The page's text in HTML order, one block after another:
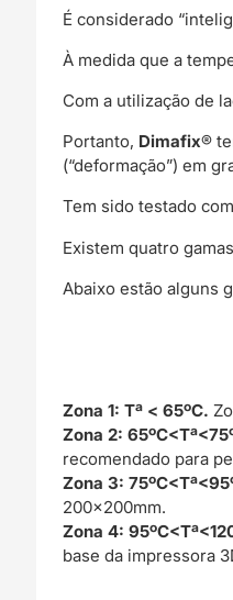
É considerado
À medida que a
Com a utilização de
Portanto, Dimafix®
(“deformação”) em
Tem sido testado
Existem quatro
Abaixo estão alguns
Zona 1: Tª < 65ºC.
Zona 2:
recomendado para
Zona 3:
200x200mm.
Zona 4:
base da impressora